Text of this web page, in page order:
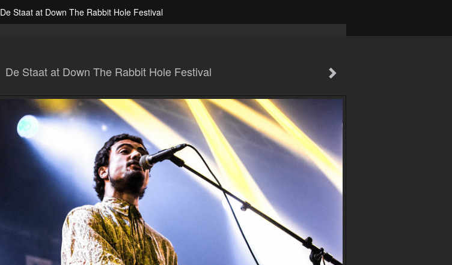
De Staat at Down The Rabbit Hole Festival
De Staat at Down The Rabbit Hole Festival